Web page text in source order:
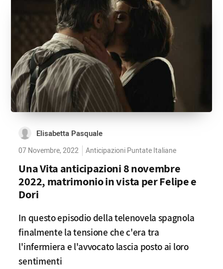
Elisabetta Pasquale
07 Novembre, 2022 Anticipazioni Puntate Italiane
Una Vita anticipazioni 8 novembre
2022, matrimonio in vista per Felipe e
Dori
In questo episodio della telenovela spagnola
finalmente la tensione che c'era tra
l'infermiera e l'avvocato lascia posto ai loro
sentimenti